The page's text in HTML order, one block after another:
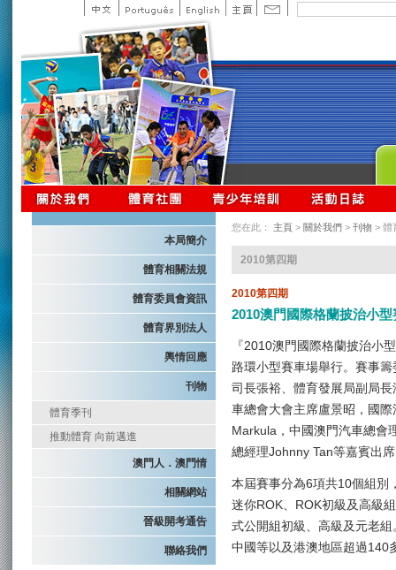
本局簡介
體育相關法規
體育委員會資訊
體育界別法人
輿情回應
刊物
體育季刊
推動體育 向前邁進
澳門人．澳門情
相關網站
晉級開考通告
聯絡我們
您在此： 主頁 > 關於我們 > 刊物 > 體
2010第四期
2010第四期
2010澳門國際格蘭披治小
『2010澳門國際格蘭披治小
路環小型賽車場舉行。賽事
司長張裕、體育發展局副局
車總會大會主席盧景昭，國
Markula，中國澳門汽車總會
總經理Johnny Tan等嘉賓出
本屆賽事分為6項共10個組別
迷你ROK、ROK初級及高級
式公開組初級、高級及元老
中國等以及港澳地區超過140